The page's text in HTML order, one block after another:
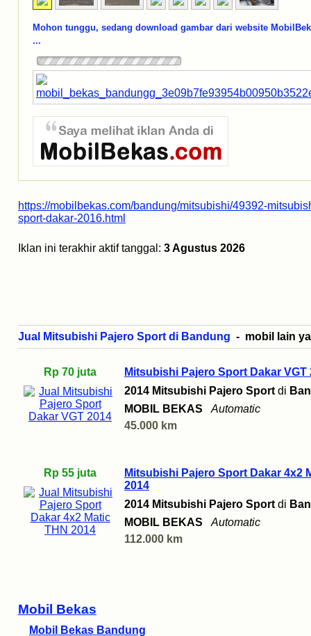
Mobil Bekas
Mobil Bekas Bandung
Mohon tunggu, sedang download gambar dari website
...
https://mobilbekas.com/bandung/mitsubishi/49392-
sport-dakar-2016.html
Iklan ini terakhir aktif tanggal: 3 Agustus 2026
Jual Mitsubishi Pajero Sport di Bandung - mobil lain
Rp 70 juta
Mitsubishi Pajero Sport Dakar VGT
2014 Mitsubishi Pajero Sport di
MOBIL BEKAS
Automatic
45.000 km
Rp 55 juta
Mitsubishi Pajero Sport Dakar 4x2
2014
2014 Mitsubishi Pajero Sport di
MOBIL BEKAS
Automatic
112.000 km